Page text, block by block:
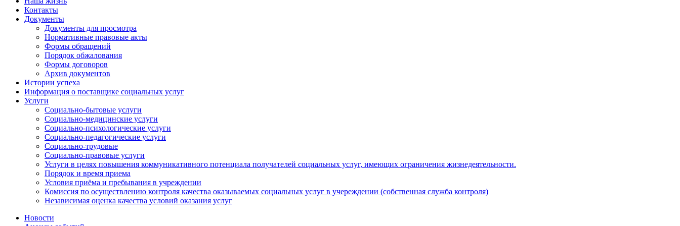
Контакты
Документы
Документы для просмотра
Нормативные правовые акты
Формы обращений
Порядок обжалования
Формы договоров
Архив документов
Истории успеха
Информация о поставщике социальных услуг
Услуги
Социально-бытовые услуги
Социально-медицинские услуги
Социально-психологические услуги
Социально-педагогические услуги
Социально-трудовые
Социально-правовые услуги
Услуги в целях повышения коммуникативного потенциала получателей социальных услуг, имеющих ограничения жизнедеятельности.
Порядок и время приема
Условия приёма и пребывания в учреждении
Комиссия по осуществлению контроля качества оказываемых социальных услуг в учереждении (собственная служба контроля)
Независимая оценка качества условий оказания услуг
Новости